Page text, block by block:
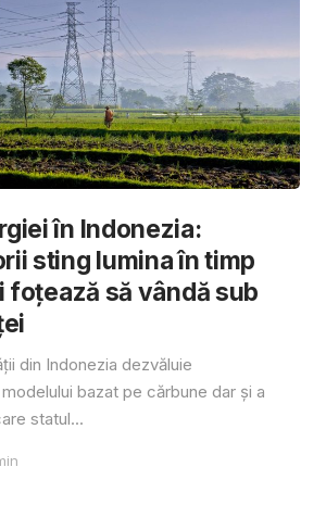
în Indonezia:
sting lumina în timp
foțează să vândă sub
din Indonezia dezvăluie
bazat pe cărbune dar și a
statul...